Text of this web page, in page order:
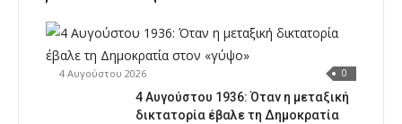
4 Αυγούστου 2026 0
4 Αυγούστου 1936: Όταν η μεταξική
δικτατορία έβαλε τη Δημοκρατία